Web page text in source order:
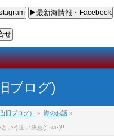
▶最新海情報・Facebook
せ
ブログ)
(旧ブログ） » 海のお話 »
いう固い決意(;´･ω･)!!